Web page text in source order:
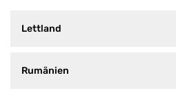
Lettland
Rumänien